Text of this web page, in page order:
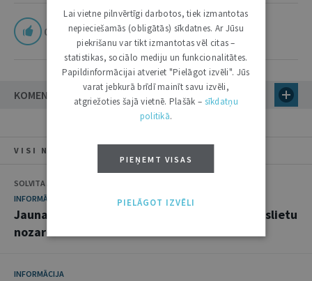
0
KOMENTĀRI
VISI NUMURA RAKSTI
SOLVITA ĀBOLTIŅA
INFORMĀCIJA
Jauna valdība, tieslietu ministre un mērķi tieslietu
nozarē
INFORMĀCIJA
Lai vietne pilnvērtīgi darbotos, tiek izmantotas
nepieciešamās (obligātās) sīkdatnes. Ar Jūsu
piekrišanu var tikt izmantotas vēl citas –
statistikas, sociālo mediju un funkcionalitātes.
Papildinformācijai atveriet "Pielāgot izvēli". Jūs
varat jebkurā brīdī mainīt savu izvēli,
atgriežoties šajā vietnē. Plašāk – sīkdatņu
politikā.
PIEŅEMT VISAS
PIELĀGOT IZVĒLI